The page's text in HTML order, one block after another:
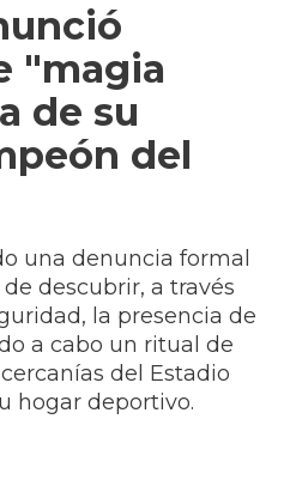
"magia
de su
del
una denuncia formal
descubrir, a través
la presencia de
a cabo un ritual de
del Estadio
hogar deportivo.